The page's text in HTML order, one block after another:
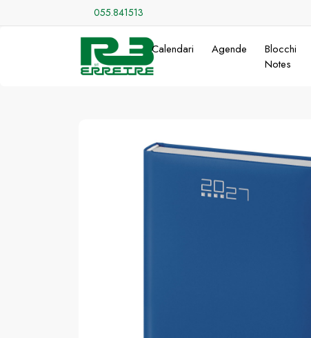
055.841513
Calendari Agende
Blocchi
Notes